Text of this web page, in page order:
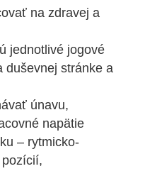
na zdravej a
jednotlivé jogové
duševnej stránke a
únavu,
napätie
– rytmicko-